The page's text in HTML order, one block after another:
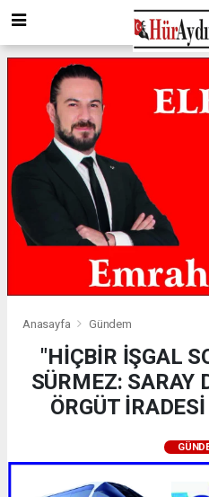
Anasayfa Gündem
"HİÇBİR İŞGAL
SÜRMEZ: SARAY
ÖRGÜT